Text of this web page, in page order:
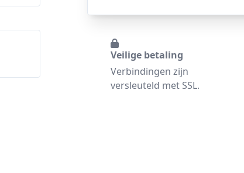
Veilige betaling
Verbindingen zijn
versleuteld met SSL.